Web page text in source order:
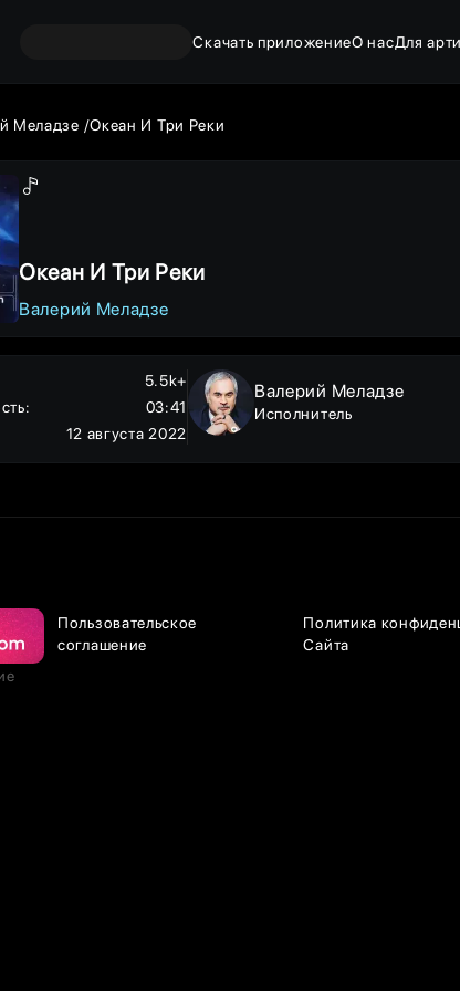
Скачать приложениеО насДля
Меладзе Океан И Три Реки
Океан И Три Реки
Валерий Меладзе
5.5k+
:
03:41
12 августа 2022
Валерий Меладзе
Исполнитель
Пользовательское
соглашение
Политика
Сайта